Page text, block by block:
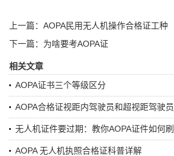
上一篇：AOPA民用无人机操作合格证工种
下一篇：为啥要考AOPA证
相关文章
AOPA证书三个等级区分
AOPA合格证视距内驾驶员和超视距驾驶员
无人机证件要过期：教你AOPA证件如何刷
AOPA 无人机执照合格证科普详解